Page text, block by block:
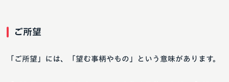
ご所望
「ご所望」には、「望む事柄やもの」という意味があります。